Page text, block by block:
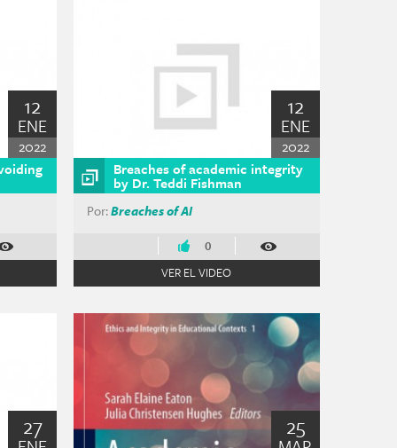
12
ENE
2022
12
ENE
2022
Breaches of academic integrity
by Dr. Teddi Fishman
Por:Breaches of AI
0
VER EL VIDEO
27 25